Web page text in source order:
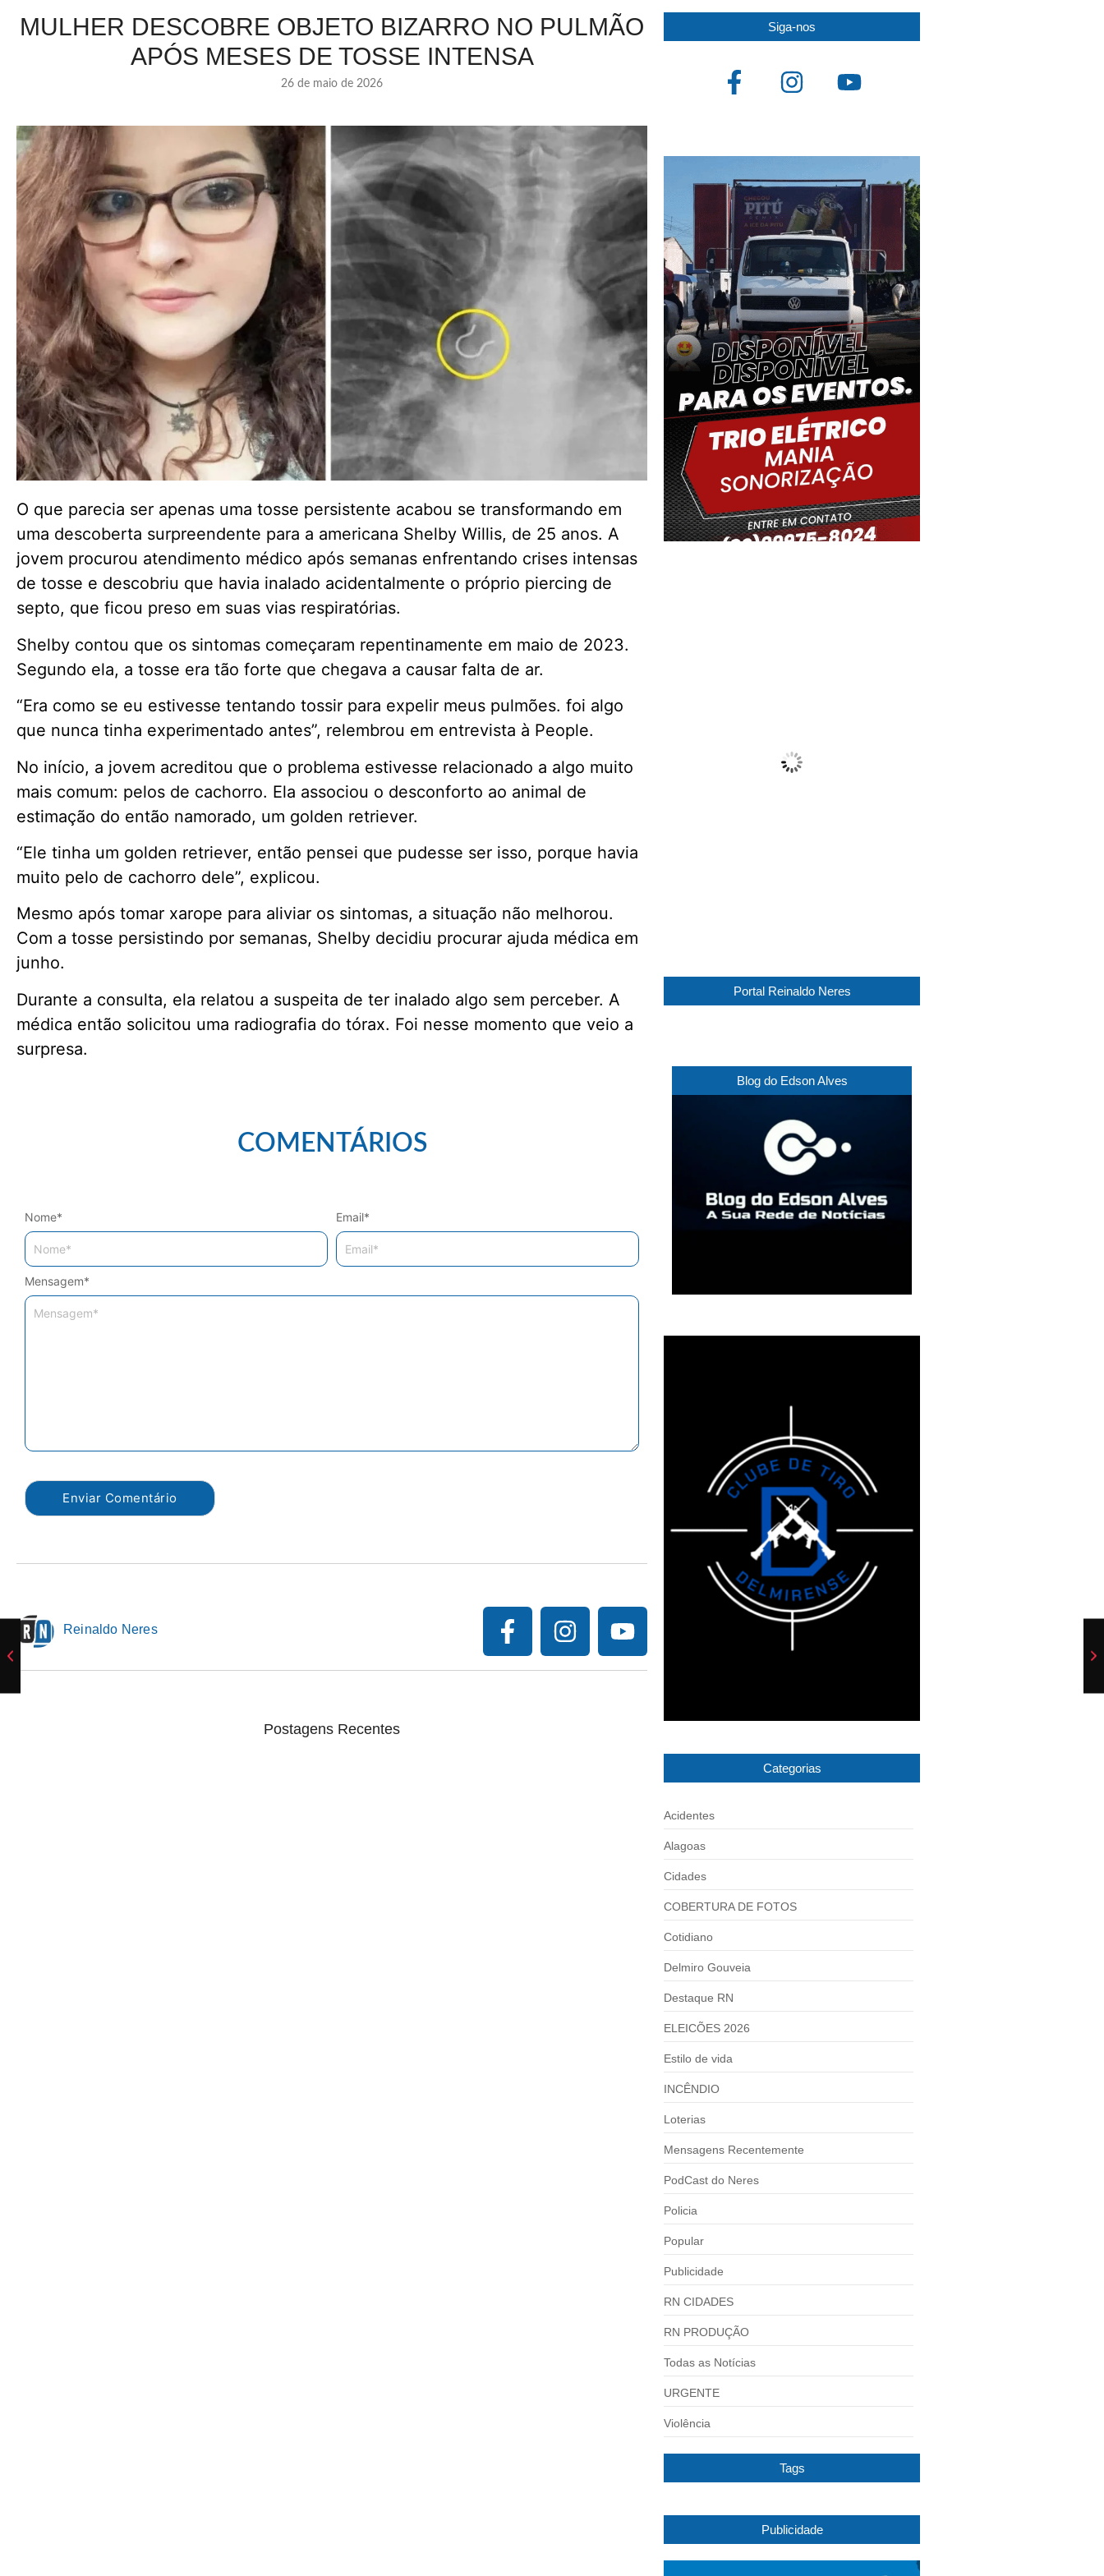
MULHER DESCOBRE OBJETO BIZARRO NO PULMÃO
APÓS MESES DE TOSSE INTENSA
26 de maio de 2026
O que parecia ser apenas uma tosse persistente acabou se transformando em
uma descoberta surpreendente para a americana Shelby Willis, de 25 anos. A
jovem procurou atendimento médico após semanas enfrentando crises intensas
de tosse e descobriu que havia inalado acidentalmente o próprio piercing de
septo, que ficou preso em suas vias respiratórias.
Shelby contou que os sintomas começaram repentinamente em maio de 2023.
Segundo ela, a tosse era tão forte que chegava a causar falta de ar.
“Era como se eu estivesse tentando tossir para expelir meus pulmões. foi algo
que nunca tinha experimentado antes”, relembrou em entrevista à People.
No início, a jovem acreditou que o problema estivesse relacionado a algo muito
mais comum: pelos de cachorro. Ela associou o desconforto ao animal de
estimação do então namorado, um golden retriever.
“Ele tinha um golden retriever, então pensei que pudesse ser isso, porque havia
muito pelo de cachorro dele”, explicou.
Mesmo após tomar xarope para aliviar os sintomas, a situação não melhorou.
Com a tosse persistindo por semanas, Shelby decidiu procurar ajuda médica em
junho.
Durante a consulta, ela relatou a suspeita de ter inalado algo sem perceber. A
médica então solicitou uma radiografia do tórax. Foi nesse momento que veio a
surpresa.
COMENTÁRIOS
Mensagem*
Nome* Email*
Reinaldo Neres
Postagens Recentes
Siga-nos
Wind Gust:
Portal Reinaldo Neres
Blog do Edson Alves
Categorias
Acidentes
Alagoas
Cidades
COBERTURA DE FOTOS
Cotidiano
Delmiro Gouveia
Destaque RN
ELEICÕES 2026
Estilo de vida
INCÊNDIO
Loterias
Mensagens Recentemente
PodCast do Neres
Policia
Popular
Publicidade
RN CIDADES
RN PRODUÇÃO
Todas as Notícias
URGENTE
Violência
Tags
Publicidade